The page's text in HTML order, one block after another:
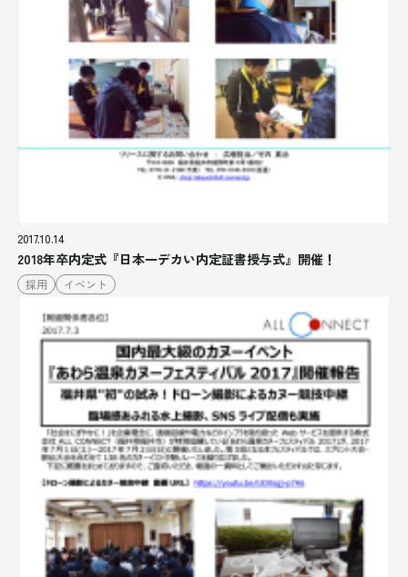
2017.10.14
2018年卒内定式『日本一デカい内定証書授与式』開催！
採用 イベント